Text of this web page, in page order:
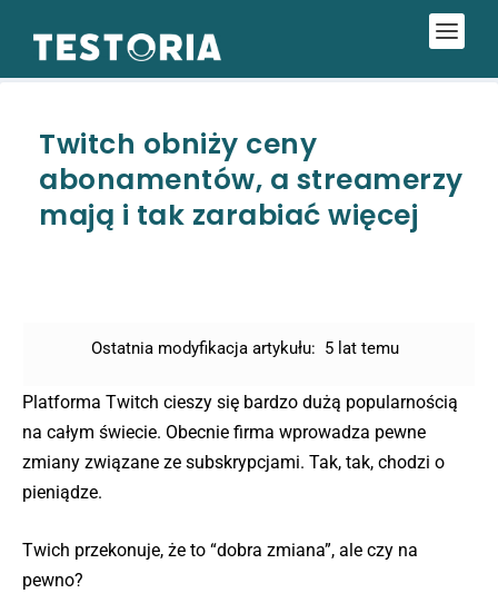
Twitch obniży ceny
abonamentów, a streamerzy
mają i tak zarabiać więcej
Ostatnia modyfikacja artykułu: 5 lat temu
Platforma Twitch cieszy się bardzo dużą popularnością
na całym świecie. Obecnie firma wprowadza pewne
zmiany związane ze subskrypcjami. Tak, tak, chodzi o
pieniądze.
Twich przekonuje, że to “dobra zmiana”, ale czy na
pewno?